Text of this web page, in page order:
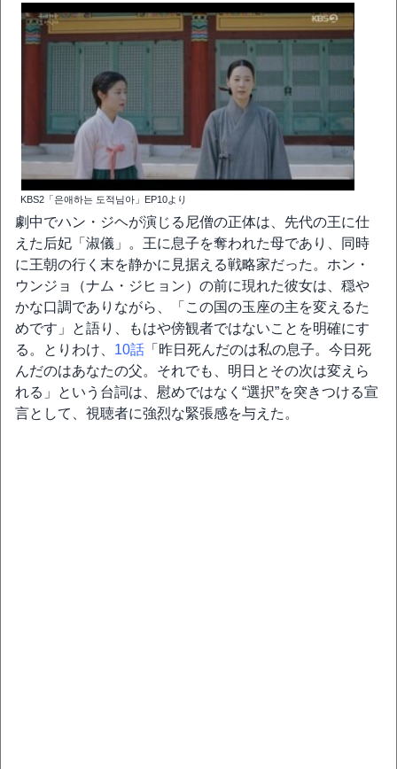
KBS2「은애하는 도적님아」EP10より
劇中でハン・ジヘが演じる尼僧の正体は、先代の王に仕
えた后妃「淑儀」。王に息子を奪われた母であり、同時
に王朝の行く末を静かに見据える戦略家だった。ホン・
ウンジョ（ナム・ジヒョン）の前に現れた彼女は、穏や
かな口調でありながら、「この国の玉座の主を変えるた
めです」と語り、もはや傍観者ではないことを明確にす
る。とりわけ、 10話 「昨日死んだのは私の息子。今日死
んだのはあなたの父。それでも、明日とその次は変えら
れる」という台詞は、慰めではなく“選択”を突きつける宣
言として、視聴者に強烈な緊張感を与えた。